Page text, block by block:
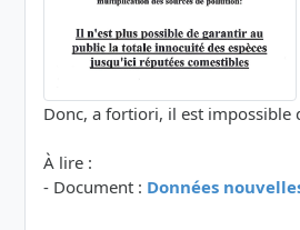
Donc, a fortiori, il est impossible
À lire :
- Document : Données